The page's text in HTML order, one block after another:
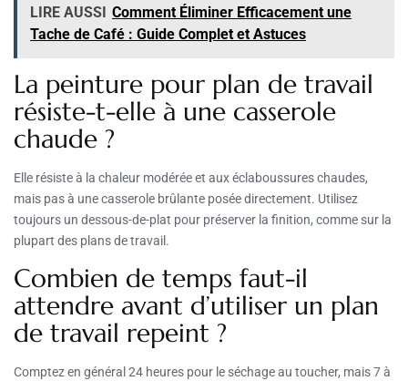
LIRE AUSSI Comment Éliminer Efficacement une
Tache de Café : Guide Complet et Astuces
La peinture pour plan de travail
résiste-t-elle à une casserole
chaude ?
Elle résiste à la chaleur modérée et aux éclaboussures chaudes,
mais pas à une casserole brûlante posée directement. Utilisez
toujours un dessous-de-plat pour préserver la finition, comme sur la
plupart des plans de travail.
Combien de temps faut-il
attendre avant d’utiliser un plan
de travail repeint ?
Comptez en général 24 heures pour le séchage au toucher, mais 7 à